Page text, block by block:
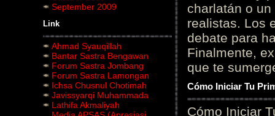
September 2009
Link
Ahmad Syauqillah
Bantar Sastra Bengawan
Forum Sastra Jombang
Forum Sastra Lamongan
Ichsa Chusnul Chotimah
Javissyarqi Muhammada
Lathifa Akmaliyah
charlatán o
realistas. Los
debate para
Finalmente,
que te
Cómo Iniciar Tu
Cómo Iniciar